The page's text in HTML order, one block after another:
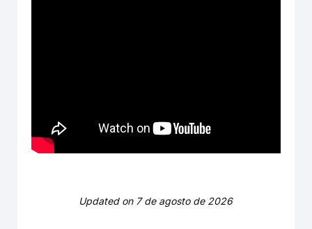
Updated on 7 de agosto de 2026